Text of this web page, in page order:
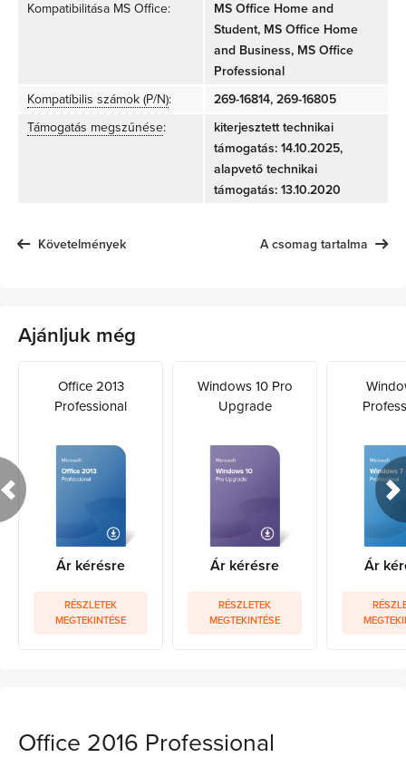
Kompatibilitása MS Office:
MS Office Home and
Student, MS Office Home
and Business, MS Office
Professional
Kompatibilis számok (P/N):
269-16814, 269-16805
Támogatás megszűnése:
kiterjesztett technikai
támogatás: 14.10.2025,
alapvető technikai
támogatás: 13.10.2020
Követelmények A csomag tartalma
Ajánljuk még
Office 2013
Professional
Ár kérésre
RÉSZLETEK
MEGTEKINTÉSE
Windows 10 Pro
Upgrade
Ár kérésre
RÉSZLETEK
MEGTEKINTÉSE
Ár
Office 2016 Professional